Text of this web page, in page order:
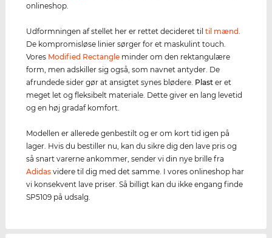
onlineshop.
Udformningen af stellet her er rettet decideret tiltil mænd
De kompromisløse linier sørger for et maskulint touch.
Vores Modified Rectangle minder om den rektangulære
form, men adskiller sig også, som navnet antyder. De
afrundede sider gør at ansigtet synes blødere. Plast er et
meget let og fleksibelt materiale. Dette giver en lang levetid
og en høj gradaf komfort.
Modellen er allerede genbestilt og er om kort tid igen på
lager. Hvis du bestiller nu, kan du sikre dig den lave pris og
så snart varerne ankommer, sender vi din nye brille fra
Adidas videre til dig med det samme. I vores onlineshop har
vi konsekvent lave priser. Så billigt kan du ikke engang finde
SP5109 på udsalg.